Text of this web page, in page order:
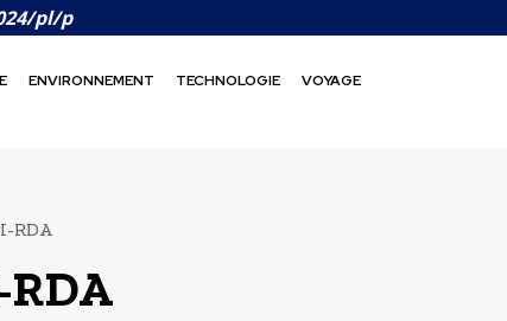
pl/p
ENVIRONNEMENT TECHNOLOGIE VOYAGE
RDA